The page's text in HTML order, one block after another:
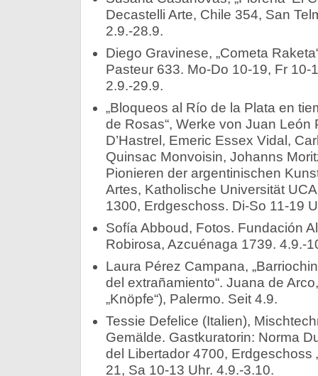
Decastelli Arte, Chile 354, San
2.9.-28.9.
Diego Gravinese, „Cometa
Pasteur 633. Mo-Do 10-19, Fr 10-
2.9.-29.9.
„Bloqueos al Río de la Plata en
de Rosas“, Werke von Juan León
D’Hastrel, Emeric Essex Vidal,
Quinsac Monvoisin, Johanns
Pionieren der argentinischen
Artes, Katholische Universität
1300, Erdgeschoss. Di-So 11-19
Sofía Abboud, Fotos. Fundación
Robirosa, Azcuénaga 1739. 4.9.-
Laura Pérez Campana,
del extrañamiento“. Juana de
„Knöpfe“), Palermo. Seit 4.9.
Tessie Defelice (Italien),
Gemälde. Gastkuratorin: Norma
del Libertador 4700, Erdgeschoss
21, Sa 10-13 Uhr. 4.9.-3.10.